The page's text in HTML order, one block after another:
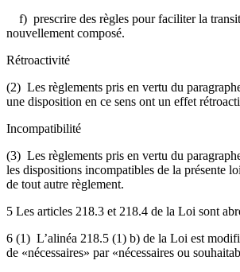
f) prescrire des règles pour faciliter la
nouvellement composé.
Rétroactivité
(2) Les règlements pris en vertu du
une disposition en ce sens ont un effet
Incompatibilité
(3) Les règlements pris en vertu du
les dispositions incompatibles de la présente
de tout autre règlement.
5 Les articles 218.3 et 218.4 de la Loi sont
6 (1) L’alinéa 218.5 (1) b) de la Loi est
de «nécessaires» par «nécessaires ou